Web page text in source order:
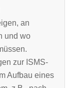
an
und wo
zur ISMS-
Aufbau eines